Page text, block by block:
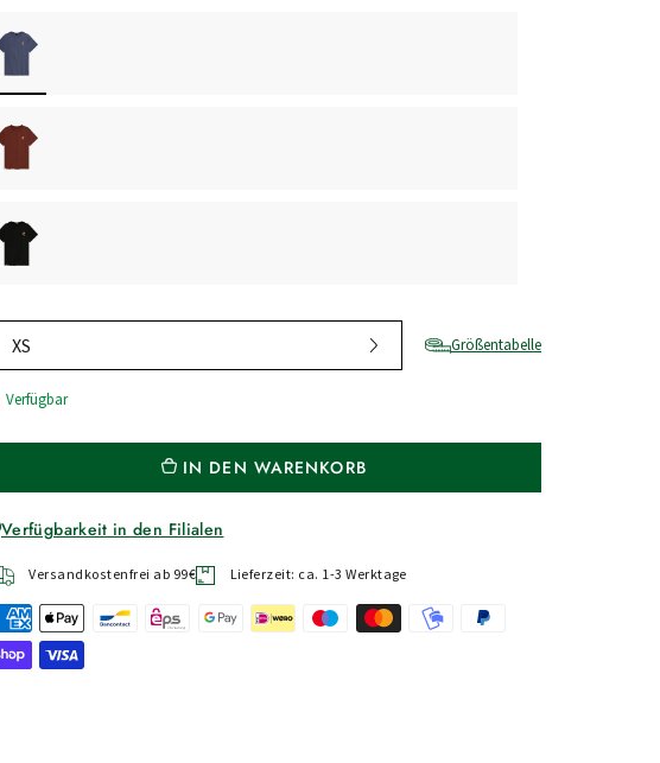
Größentabelle
XS
Verfügbar
IN DEN WARENKORB
Verfügbarkeit in den Filialen
Versandkostenfrei ab 99€ Lieferzeit: ca. 1-3 Werktage